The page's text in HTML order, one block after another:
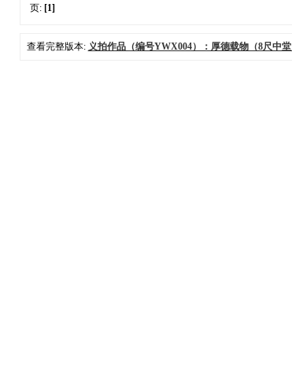
页: [1]
查看完整版本: 义拍作品（编号YWX004）：厚德载物（8尺中